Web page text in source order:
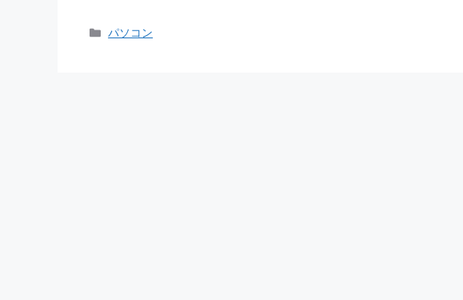
カ
パソコン